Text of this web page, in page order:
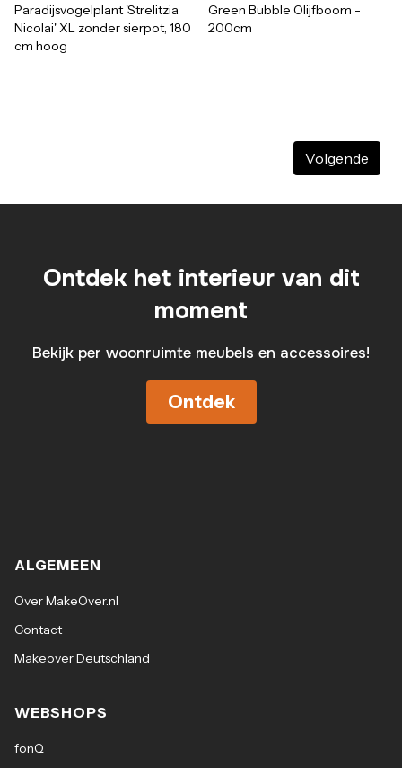
Paradijsvogelplant 'Strelitzia
Nicolai' XL zonder sierpot, 180
cm hoog
Green Bubble Olijfboom -
200cm
Volgende
Ontdek het interieur van dit
moment
Bekijk per woonruimte meubels en accessoires!
Ontdek
ALGEMEEN
Over MakeOver.nl
Contact
Makeover Deutschland
WEBSHOPS
fonQ